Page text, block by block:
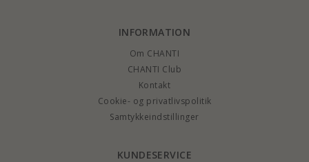
INFORMATION
Om CHANTI
CHANTI Club
Kontakt
Cookie- og privatlivspolitik
Samtykkeindstillinger
KUNDESERVICE